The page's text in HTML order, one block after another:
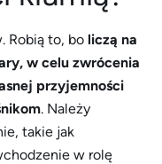
Robią to, bo liczą na
w celu zwrócenia
przyjemności
. Należy
takie jak
w rolę